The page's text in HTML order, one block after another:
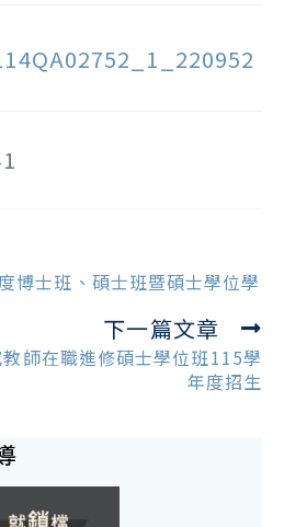
博士班、碩士班暨碩士學位學
下一篇文章
師在職進修碩士學位班115學
年度招生